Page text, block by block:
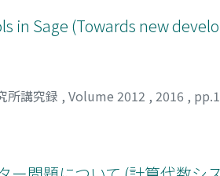
in Sage (Towards new
所講究録 , Volume 2012 , 2016 ,